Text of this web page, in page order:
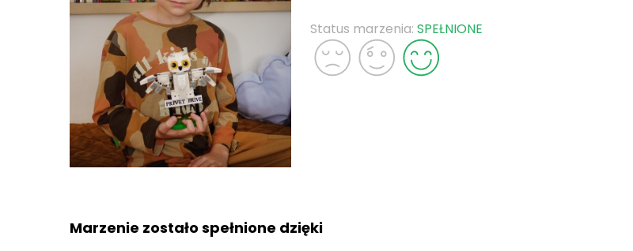
Status marzenia: SPEŁNIONE
Marzenie zostało spełnione dzięki